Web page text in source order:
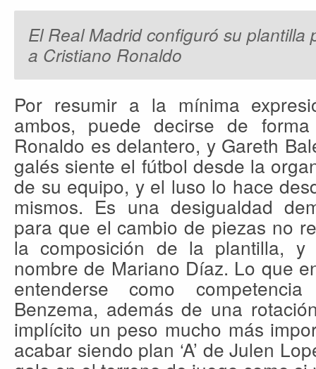
El Real Madrid configuró su plantilla
a Cristiano Ronaldo
Por resumir a la mínima
ambos, puede decirse de
Ronaldo es delantero, y Gareth
galés siente el fútbol desde la
de su equipo, y el luso lo hace
mismos. Es una desigualdad
para que el cambio de piezas no
la composición de la plantilla,
nombre de Mariano Díaz. Lo que
entenderse como
Benzema, además de una
implícito un peso mucho más
acabar siendo plan ‘A’ de Julen